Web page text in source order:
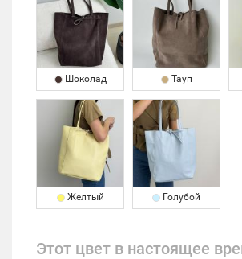
Шоколад Тауп
Желтый Голубой
Этот цвет в настоящее